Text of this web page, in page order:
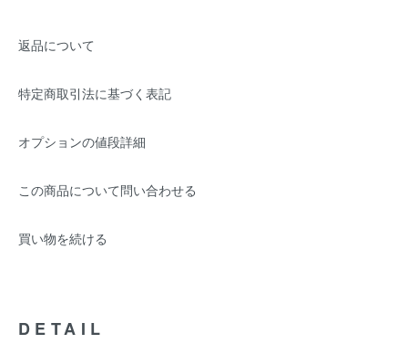
返品について
特定商取引法に基づく表記
オプションの値段詳細
この商品について問い合わせる
買い物を続ける
DETAIL